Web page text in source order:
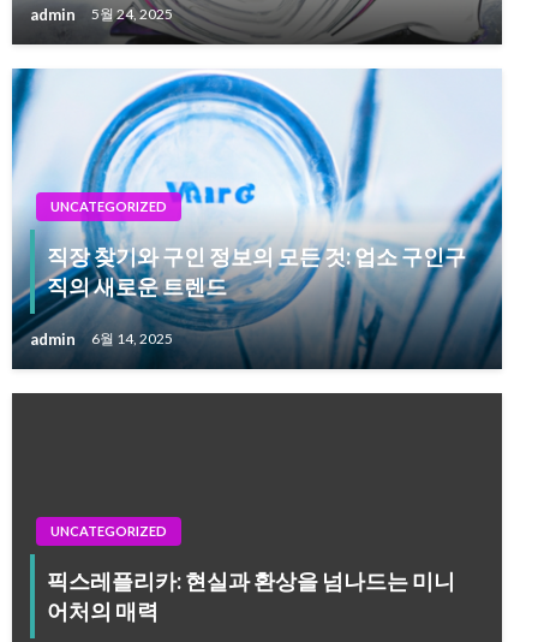
admin 5월 24, 2025
UNCATEGORIZED
직장 찾기와 구인 정보의 모든 것: 업소 구인구
직의 새로운 트렌드
admin 6월 14, 2025
UNCATEGORIZED
픽스레플리카: 현실과 환상을 넘나드는 미니
어처의 매력